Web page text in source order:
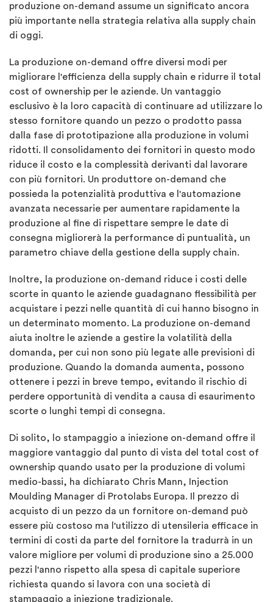
produzione on-demand assume un significato ancora
più importante nella strategia relativa alla supply chain
di oggi.
La produzione on-demand offre diversi modi per
migliorare l'efficienza della supply chain e ridurre il total
cost of ownership per le aziende. Un vantaggio
esclusivo è la loro capacità di continuare ad utilizzare lo
stesso fornitore quando un pezzo o prodotto passa
dalla fase di prototipazione alla produzione in volumi
ridotti. Il consolidamento dei fornitori in questo modo
riduce il costo e la complessità derivanti dal lavorare
con più fornitori. Un produttore on-demand che
possieda la potenzialità produttiva e l'automazione
avanzata necessarie per aumentare rapidamente la
produzione al fine di rispettare sempre le date di
consegna migliorerà la performance di puntualità, un
parametro chiave della gestione della supply chain.
Inoltre, la produzione on-demand riduce i costi delle
scorte in quanto le aziende guadagnano flessibilità per
acquistare i pezzi nelle quantità di cui hanno bisogno in
un determinato momento. La produzione on-demand
aiuta inoltre le aziende a gestire la volatilità della
domanda, per cui non sono più legate alle previsioni di
produzione. Quando la domanda aumenta, possono
ottenere i pezzi in breve tempo, evitando il rischio di
perdere opportunità di vendita a causa di esaurimento
scorte o lunghi tempi di consegna.
Di solito, lo stampaggio a iniezione on-demand offre il
maggiore vantaggio dal punto di vista del total cost of
ownership quando usato per la produzione di volumi
medio-bassi, ha dichiarato Chris Mann, Injection
Moulding Manager di Protolabs Europa. Il prezzo di
acquisto di un pezzo da un fornitore on-demand può
essere più costoso ma l'utilizzo di utensileria efficace in
termini di costi da parte del fornitore la tradurrà in un
valore migliore per volumi di produzione sino a 25.000
pezzi l'anno rispetto alla spesa di capitale superiore
richiesta quando si lavora con una società di
stampaggio a iniezione tradizionale.